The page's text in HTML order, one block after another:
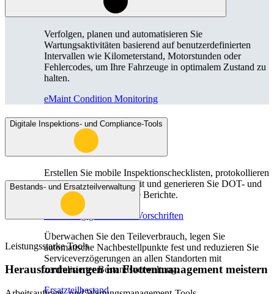
Mobile App
Erfahrung für Außendiensttechniker
Flottenwartung
Rollmaterial, planmäßiger Service, Ersatzteile
Verfolgen, planen und automatisieren Sie
Wartungsaktivitäten basierend auf benutzerdefinierten
Intervallen wie Kilometerstand, Motorstunden oder
Fehlercodes, um Ihre Fahrzeuge in optimalem Zustand zu
halten.
eMaint Condition Monitoring
Digitale Inspektions- und Compliance-Tools
Erstellen Sie mobile Inspektionschecklisten, protokollieren
Sie Ergebnisse in Echtzeit und generieren Sie DOT- und
sicherheitsauditkonforme Berichte.
Einhaltung gesetzlicher Vorschriften
Bestands- und Ersatzteilverwaltung
Überwachen Sie den Teileverbrauch, legen Sie
automatische Nachbestellpunkte fest und reduzieren Sie
Serviceverzögerungen an allen Standorten mit
zentralisierter Bestandsverwaltung.
Ersatzteilbestand
Leistungsstarke Tools
Herausforderungen im Flottenmanagement meistern